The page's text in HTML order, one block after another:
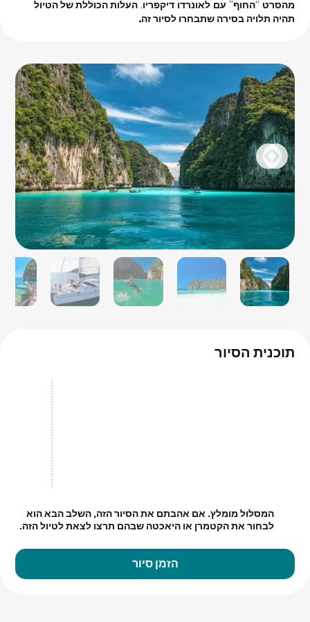
מהסרט “החוף” עם לאונרדו דיקפריו. העלות הכוללת של הטיול
תהיה תלויה בסירה שתבחרו לסיור זה.
תוכנית הסיור
המסלול מומלץ. אם אהבתם את הסיור הזה, השלב הבא הוא
לבחור את הקטמרן או היאכטה שבהם תרצו לצאת לטיול הזה.
הזמן סיור